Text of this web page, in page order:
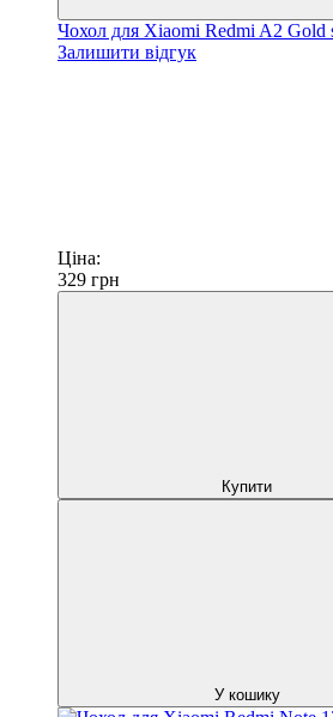
Чохол для Xiaomi Redmi A2 Gold
Залишити відгук
Ціна:
329 грн
Купити
У кошику